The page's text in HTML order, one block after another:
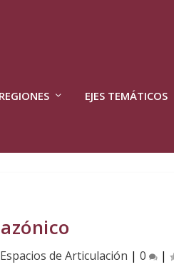
REGIONES EJES TEMÁTICOS
Espacios de Articulación |0 |